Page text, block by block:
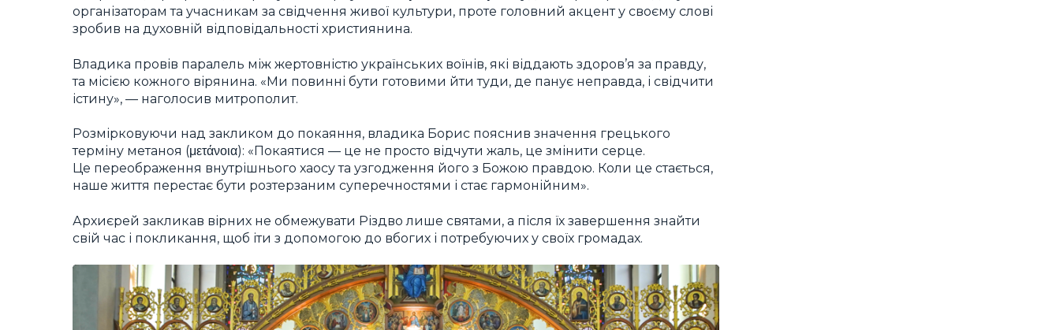
організаторам та учасникам за свідчення живої культури, проте головний акцент у своєму слові
зробив на духовній відповідальності християнина.
Владика провів паралель між жертовністю українських воїнів, які віддають здоров’я за правду,
та місією кожного вірянина. «Ми повинні бути готовими йти туди, де панує неправда, і свідчити
істину», — наголосив митрополит.
Розмірковуючи над закликом до покаяння, владика Борис пояснив значення грецького
терміну метаноя (μετάνοια): «Покаятися — це не просто відчути жаль, це змінити серце.
Це переображення внутрішнього хаосу та узгодження його з Божою правдою. Коли це стається,
наше життя перестає бути розтерзаним суперечностями і стає гармонійним».
Архиєрей закликав вірних не обмежувати Різдво лише святами, а після їх завершення знайти
свій час і покликання, щоб іти з допомогою до вбогих і потребуючих у своїх громадах.